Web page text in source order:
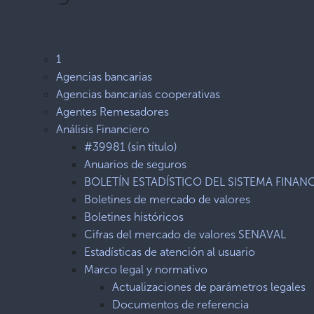
1
Agencias bancarias
Agencias bancarias cooperativas
Agentes Remesadores
Análisis Financiero
#39981 (sin título)
Anuarios de seguros
BOLETÍN ESTADÍSTICO DEL SISTEMA
Boletines de mercado de valores
Boletines históricos
Cifras del mercado de valores SENAVAL
Estadísticas de atención al usuario
Marco legal y normativo
Actualizaciones de parámetros legales
Documentos de referencia